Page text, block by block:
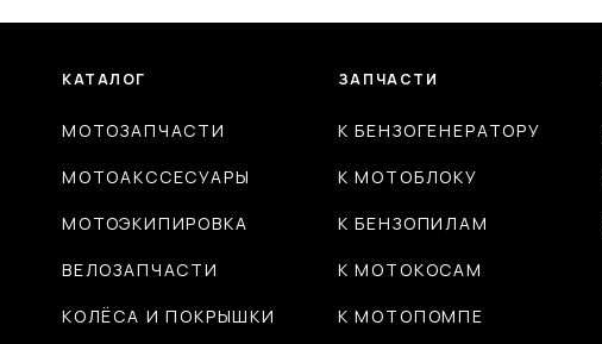
КАТАЛОГ
МОТОЗАПЧАСТИ
МОТОАКССЕСУАРЫ
МОТОЭКИПИРОВКА
ВЕЛОЗАПЧАСТИ
КОЛЁСА И ПОКРЫШКИ
ЗАПЧАСТИ
К БЕНЗОГЕНЕРАТОРУ
К МОТОБЛОКУ
К БЕНЗОПИЛАМ
К МОТОКОСАМ
К МОТОПОМПЕ